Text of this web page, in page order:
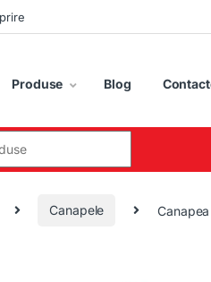
Produse Blog
Canapele